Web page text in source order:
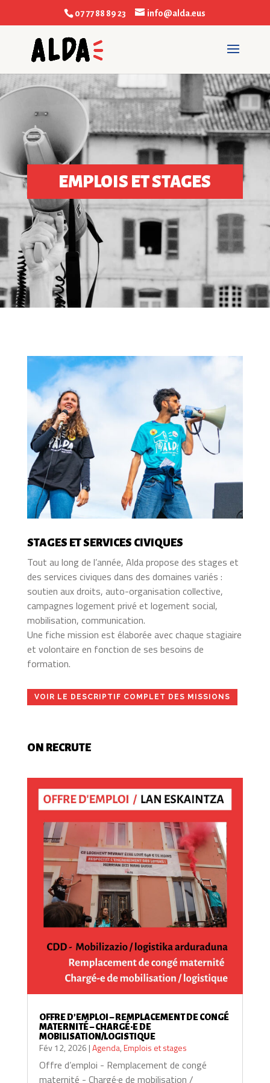
07 77 88 89 23 info@alda.eus
EMPLOIS ET STAGES
STAGES ET SERVICES CIVIQUES
Tout au long de l’année, Alda propose des stages et
des services civiques dans des domaines variés :
soutien aux droits, auto-organisation collective,
campagnes logement privé et logement social,
mobilisation, communication.
Une fiche mission est élaborée avec chaque stagiaire
et volontaire en fonction de ses besoins de
formation.
VOIR LE DESCRIPTIF COMPLET DES MISSIONS
ON RECRUTE
OFFRE D’EMPLOI – REMPLACEMENT DE CONGÉ
MATERNITÉ – CHARGÉ·E DE
MOBILISATION/LOGISTIQUE
Fév 12, 2026 |Agenda,Emplois et stages
Offre d’emploi - Remplacement de congé
maternité - Chargé·e de mobilisation /